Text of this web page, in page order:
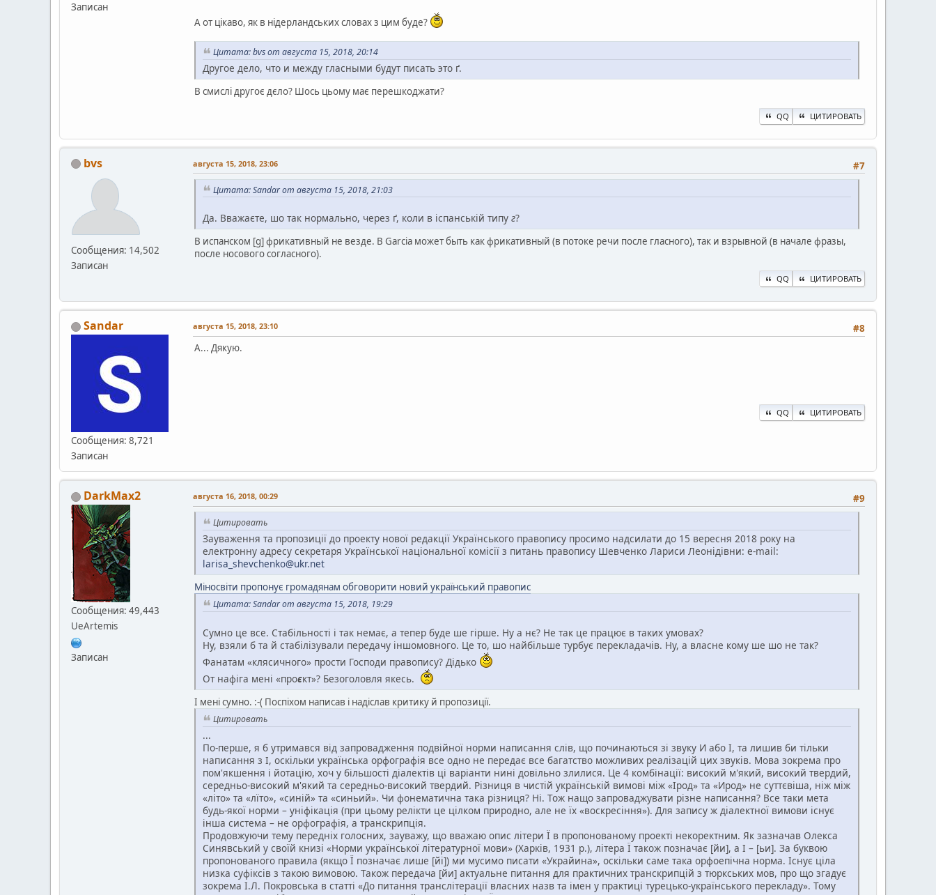
Записан
А от цікаво, як в нідерландських словах з цим буде?
Цитата: bvs от августа 15, 2018, 20:14
Другое дело, что и между гласными будут писать это ґ.
В смислі другоє дєло? Шось цьому має перешкоджати?
QQ ЦИТИРОВАТЬ
bvs
Сообщения: 14,502
Записан
#7
августа 15, 2018, 23:06
Цитата: Sandar от августа 15, 2018, 21:03
Да. Вважаєте, шо так нормально, через ґ, коли в іспанській типу г?
В испанском [g] фрикативный не везде. В Garcia может быть как фрикативный (в потоке речи после гласного), так и взрывной (в начале фразы,
после носового согласного).
QQ ЦИТИРОВАТЬ
Sandar
Сообщения: 8,721
Записан
#8
августа 15, 2018, 23:10
А... Дякую.
QQ ЦИТИРОВАТЬ
DarkMax2
Сообщения: 49,443
UeArtemis
Записан
#9
августа 16, 2018, 00:29
Цитировать
Зауваження та пропозиції до проекту нової редакції Українського правопису просимо надсилати до 15 вересня 2018 року на
електронну адресу секретаря Української національної комісії з питань правопису Шевченко Лариси Леонідівни: e-mail:
larisa_shevchenko@ukr.net
Міносвіти пропонує громадянам обговорити новий український правопис
Цитата: Sandar от августа 15, 2018, 19:29
Сумно це все. Стабільності і так немає, а тепер буде ше гірше. Ну а нє? Не так це працює в таких умовах?
Ну, взяли б та й стабілізували передачу іншомовного. Це то, шо найбільше турбує перекладачів. Ну, а власне кому ше шо не так?
Фанатам «клясичного» прости Господи правопису? Дідько
От нафіга мені «проєкт»? Безоголовля якесь.
І мені сумно. :-( Поспіхом написав і надіслав критику й пропозиції.
Цитировать
...
По-перше, я б утримався від запровадження подвійної норми написання слів, що починаються зі звуку И або І, та лишив би тільки
написання з І, оскільки українська орфографія все одно не передає все багатство можливих реалізацій цих звуків. Мова зокрема про
пом'якшення і йотацію, хоч у більшості діалектів ці варіанти нині довільно злилися. Це 4 комбінації: високий м'який, високий твердий,
середньо-високий м'який та середньо-високий твердий. Різниця в чистій українській вимові між «Ірод» та «Ирод» не суттєвіша, ніж між
«літо» та «лїто», «синій» та «синьий». Чи фонематична така різниця? Ні. Тож нащо запроваджувати різне написання? Все таки мета
будь-якої норми – уніфікація (при цьому релікти це цілком природно, але не їх «воскресіння»). Для запису ж діалектної вимови існує
інша система – не орфографія, а транскрипція.
Продовжуючи тему передніх голосних, зауважу, що вважаю опис літери Ї в пропонованому проекті некоректним. Як зазначав Олекса
Синявський у своїй книзі «Норми української літературної мови» (Харків, 1931 р.), літера Ї також позначає [йи], а І – [ьи]. За буквою
пропонованого правила (якщо Ї позначає лише [йі]) ми мусимо писати «Украйина», оскільки саме така орфоепічна норма. Існує ціла
низка суфіксів з такою вимовою. Також передача [йи] актуальне питання для практичних транскрипцій з тюркських мов, про що згадує
зокрема І.Л. Покровська в статті «До питання транслітерації власних назв та імен у практиці турецько-українського перекладу». Тому